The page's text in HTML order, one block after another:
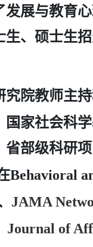
展与教育
、硕士生
究院教师主
家社会科
省部级科研
Behavioral
JAMA
Journal of